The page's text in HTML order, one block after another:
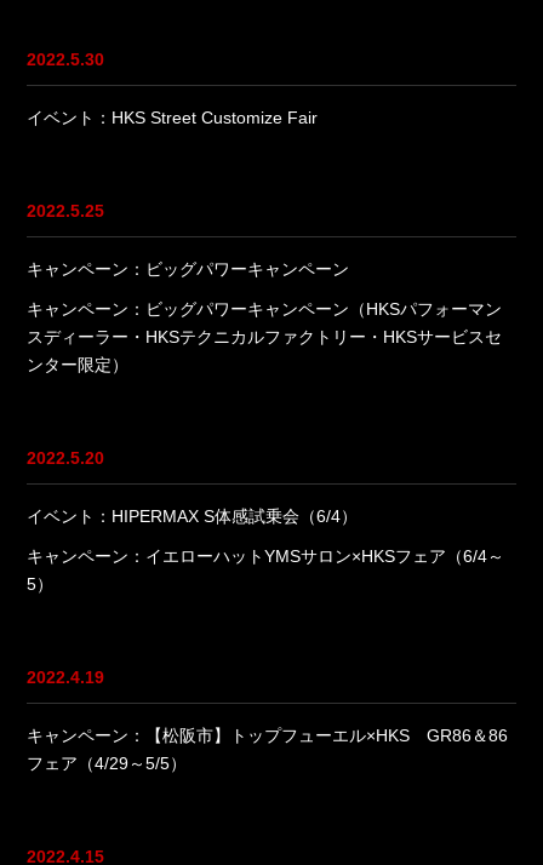
2022.5.30
イベント：HKS Street Customize Fair
2022.5.25
キャンペーン：ビッグパワーキャンペーン
キャンペーン：ビッグパワーキャンペーン（HKSパフォーマン
スディーラー・HKSテクニカルファクトリー・HKSサービスセ
ンター限定）
2022.5.20
イベント：HIPERMAX S体感試乗会（6/4）
キャンペーン：イエローハットYMSサロン×HKSフェア（6/4～
5）
2022.4.19
キャンペーン：【松阪市】トップフューエル×HKS GR86＆86
フェア（4/29～5/5）
2022.4.15